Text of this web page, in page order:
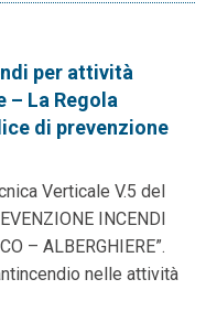
per attività
La Regola
di prevenzione
Verticale V.5 del
INCENDI
– ALBERGHIERE”.
nelle attività